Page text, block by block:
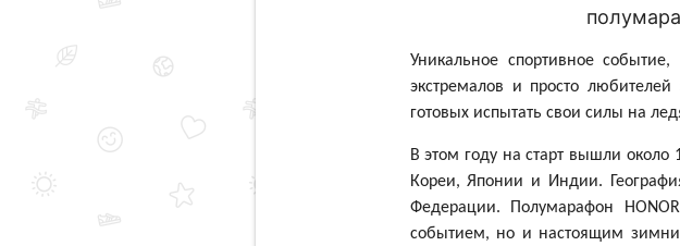
Уникальное спортивное
экстремалов и просто
готовых испытать свои силы на
В этом году на старт вышли около
Кореи, Японии и Индии.
Федерации. Полумарафон
событием, но и настоящим